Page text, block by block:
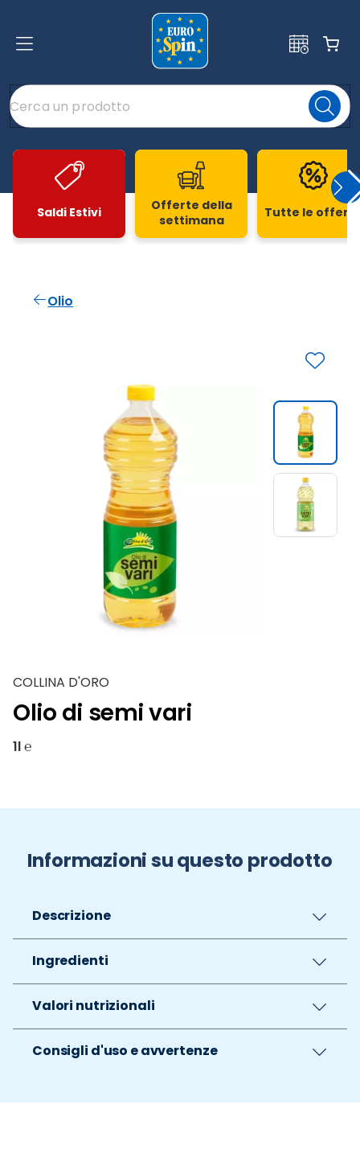
Saldi Estivi
Offerte della
settimana
Tutte le
Olio
COLLINA D'ORO
Olio di semi vari
1l ℮
Informazioni su questo prodotto
Descrizione
Ingredienti
Valori nutrizionali
Consigli d'uso e avvertenze